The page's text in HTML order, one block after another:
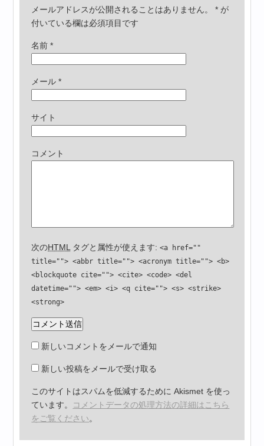
メールアドレスが公開されることはありません。 * が
付いている欄は必須項目です
名前*
メール*
サイト
コメント
次のHTML タグと属性が使えます:<a href=""
title=""> <abbr title=""> <acronym title=""> <b>
<blockquote cite=""> <cite> <code> <del
datetime=""> <em> <i> <q cite=""> <s> <strike>
<strong>
新しいコメントをメールで通知
新しい投稿をメールで受け取る
このサイトはスパムを低減するために Akismet を使っ
ています。 コメントデータの処理方法の詳細はこちら
をご覧ください。